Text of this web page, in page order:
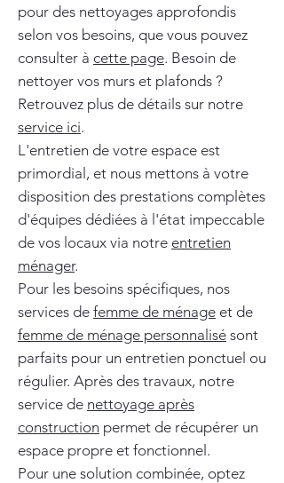
pour des nettoyages approfondis
selon vos besoins, que vous pouvez
consulter à cette page. Besoin de
nettoyer vos murs et plafonds ?
Retrouvez plus de détails sur notre
service ici.
L'entretien de votre espace est
primordial, et nous mettons à votre
disposition des prestations complètes
d'équipes dédiées à l'état impeccable
de vos locaux via notre entretien
ménager.
Pour les besoins spécifiques, nos
services de femme de ménage et de
femme de ménage personnalisé sont
parfaits pour un entretien ponctuel ou
régulier. Après des travaux, notre
service de nettoyage après
construction permet de récupérer un
espace propre et fonctionnel.
Pour une solution combinée, optez